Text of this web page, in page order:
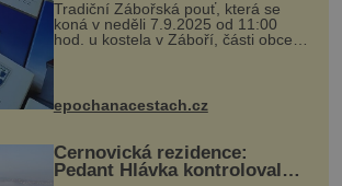
Tradiční Zábořská pouť, která se
koná v neděli 7.9.2025 od 11:00
hod. u kostela v Záboří, části obce
Kly u Mělníka. V programu naleznete
komentovanou prohlídku kostela,
epochanacestach.cz
Černovická rezidence:
Pedant Hlávka kontroloval